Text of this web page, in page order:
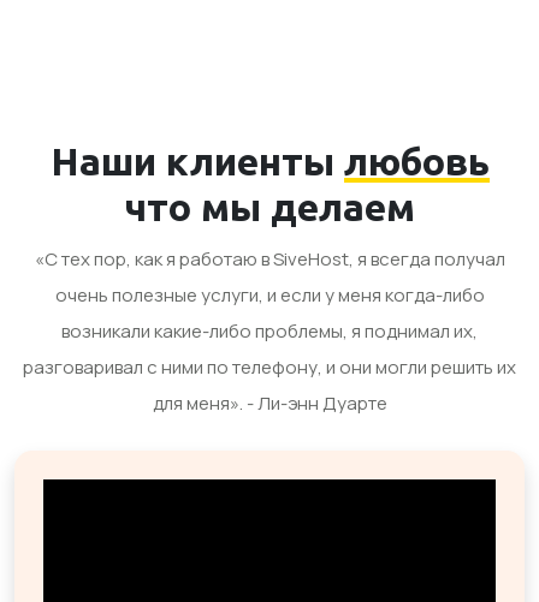
Наши клиенты любовь
что мы делаем
«С тех пор, как я работаю в SiveHost, я всегда получал
очень полезные услуги, и если у меня когда-либо
возникали какие-либо проблемы, я поднимал их,
разговаривал с ними по телефону, и они могли решить их
для меня». - Ли-энн Дуарте